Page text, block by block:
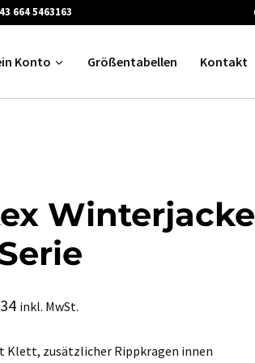
664 5463163
Konto Größentabellen Kontakt
Winterjacke
Preisspanne:
inkl. MwSt.
Klett, zusätzlicher Rippkragen innen